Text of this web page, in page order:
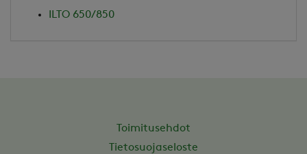
ILTO 650/850
Toimitusehdot
Tietosuojaseloste